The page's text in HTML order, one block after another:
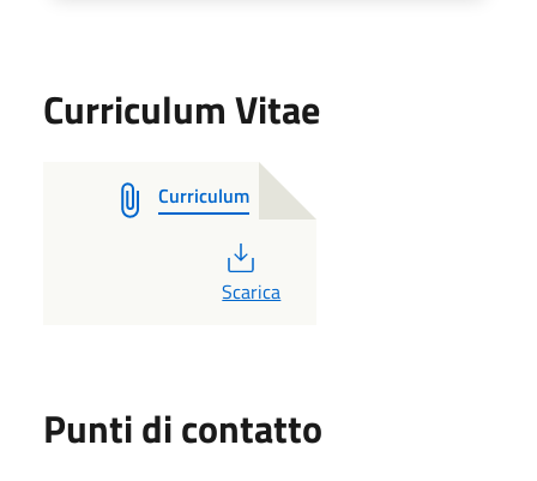
Curriculum Vitae
Curriculum
PDF
Scarica
Punti di contatto